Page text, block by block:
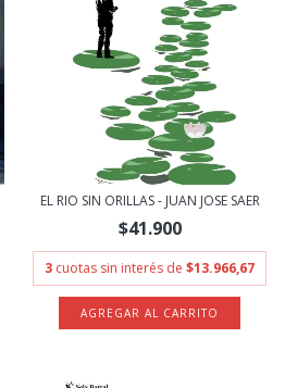
EL RIO SIN ORILLAS - JUAN JOSE SAER
$41.900
3 cuotas sin interés de$13.966,67